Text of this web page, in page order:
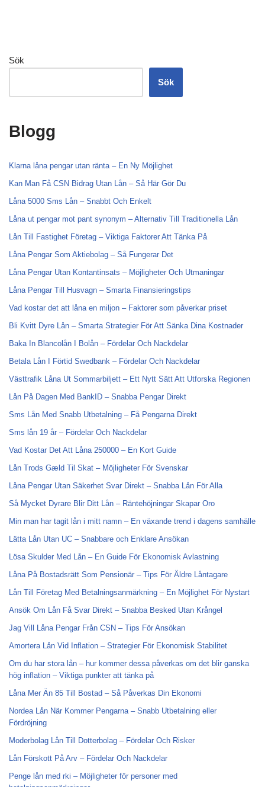
Sök
Sök
Blogg
Klarna låna pengar utan ränta – En Ny Möjlighet
Kan Man Få CSN Bidrag Utan Lån – Så Här Gör Du
Låna 5000 Sms Lån – Snabbt Och Enkelt
Låna ut pengar mot pant synonym – Alternativ Till Traditionella Lån
Lån Till Fastighet Företag – Viktiga Faktorer Att Tänka På
Låna Pengar Som Aktiebolag – Så Fungerar Det
Låna Pengar Utan Kontantinsats – Möjligheter Och Utmaningar
Låna Pengar Till Husvagn – Smarta Finansieringstips
Vad kostar det att låna en miljon – Faktorer som påverkar priset
Bli Kvitt Dyre Lån – Smarta Strategier För Att Sänka Dina Kostnader
Baka In Blancolån I Bolån – Fördelar Och Nackdelar
Betala Lån I Förtid Swedbank – Fördelar Och Nackdelar
Västtrafik Låna Ut Sommarbiljett – Ett Nytt Sätt Att Utforska Regionen
Lån På Dagen Med BankID – Snabba Pengar Direkt
Sms Lån Med Snabb Utbetalning – Få Pengarna Direkt
Sms lån 19 år – Fördelar Och Nackdelar
Vad Kostar Det Att Låna 250000 – En Kort Guide
Lån Trods Gæld Til Skat – Möjligheter För Svenskar
Låna Pengar Utan Säkerhet Svar Direkt – Snabba Lån För Alla
Så Mycket Dyrare Blir Ditt Lån – Räntehöjningar Skapar Oro
Min man har tagit lån i mitt namn – En växande trend i dagens samhälle
Lätta Lån Utan UC – Snabbare och Enklare Ansökan
Lösa Skulder Med Lån – En Guide För Ekonomisk Avlastning
Låna På Bostadsrätt Som Pensionär – Tips För Äldre Låntagare
Lån Till Företag Med Betalningsanmärkning – En Möjlighet För Nystart
Ansök Om Lån Få Svar Direkt – Snabba Besked Utan Krångel
Jag Vill Låna Pengar Från CSN – Tips För Ansökan
Amortera Lån Vid Inflation – Strategier För Ekonomisk Stabilitet
Om du har stora lån – hur kommer dessa påverkas om det blir ganska
hög inflation – Viktiga punkter att tänka på
Låna Mer Än 85 Till Bostad – Så Påverkas Din Ekonomi
Nordea Lån När Kommer Pengarna – Snabb Utbetalning eller
Fördröjning
Moderbolag Lån Till Dotterbolag – Fördelar Och Risker
Lån Förskott På Arv – Fördelar Och Nackdelar
Penge lån med rki – Möjligheter för personer med